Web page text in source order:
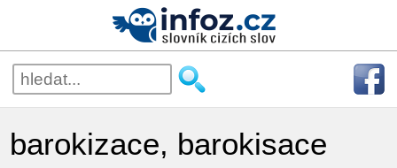
barokizace, barokisace